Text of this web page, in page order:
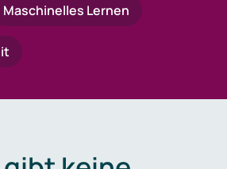
Maschinelles Lernen